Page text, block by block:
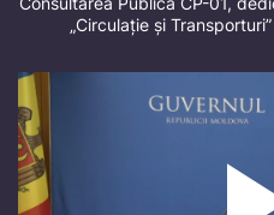
„Circulație și